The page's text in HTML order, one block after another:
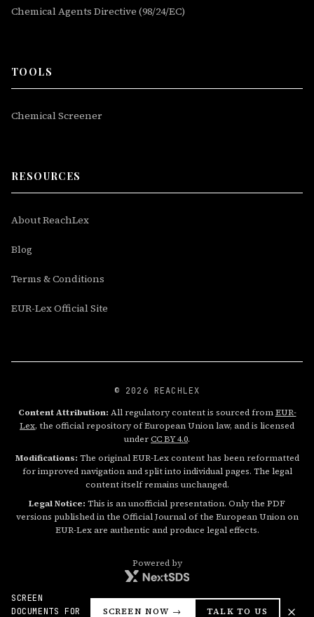
Chemical Agents Directive (98/24/EC)
TOOLS
Chemical Screener
RESOURCES
About ReachLex
Blog
Terms & Conditions
EUR-Lex Official Site
© 2026 REACHLEX
Content Attribution: All regulatory content is sourced fromEUR-
Lex, the official repository of European Union law, and is licensed
underCC BY 4.0.
Modifications: The original EUR-Lex content has been reformatted
for improved navigation and split into individual pages. The legal
content itself remains unchanged.
Legal Notice: This is an unofficial presentation. Only the PDF
versions published in the Official Journal of the European Union on
EUR-Lex are authentic and produce legal effects.
Powered by
SCREEN
DOCUMENTS FOR
SCREEN NOW → TALK TO US